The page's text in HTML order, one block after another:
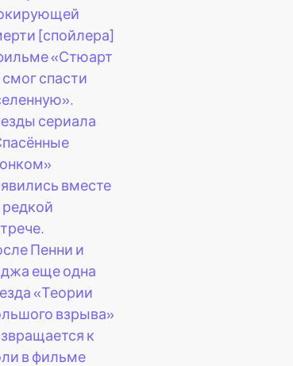
[спойлера]
«Стюарт
смог спасти
сериала
вместе
редкой
Пенни и
еще одна
«Теории
взрыва»
к
в фильме